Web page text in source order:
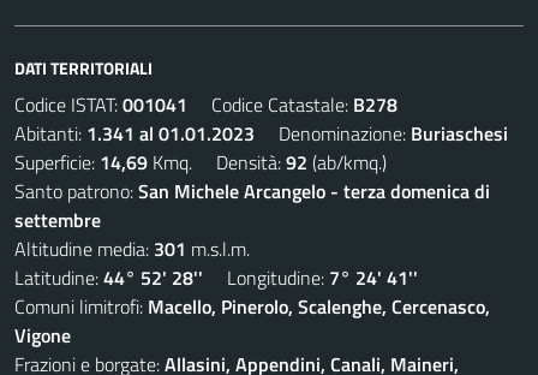
DATI TERRITORIALI
Codice ISTAT:001041 Codice Catastale: B278
Abitanti: 1.341 al 01.01.2023 Denominazione: Buriaschesi
Superficie: 14,69 Kmq. Densità:92 (ab/kmq.)
Santo patrono:San Michele Arcangelo - terza domenica di
settembre
Altitudine media: 301 m.s.l.m.
Latitudine:44° 52' 28'' Longitudine: 7° 24' 41''
Comuni limitrofi: Macello, Pinerolo, Scalenghe, Cercenasco,
Vigone
Frazioni e borgate:Allasini, Appendini, Canali, Maineri,